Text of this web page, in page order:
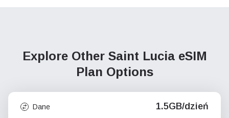
Explore Other Saint Lucia eSIM
Plan Options
Dane 1.5GB/dzień